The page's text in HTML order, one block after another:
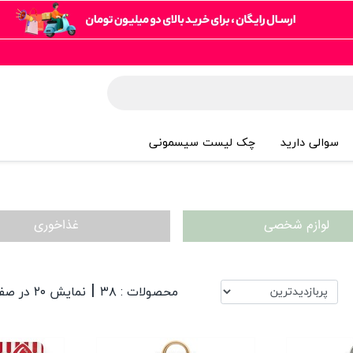
سوالی دارید چک لیست سیسمونی
لوازم شخصی غذاخوری
محصولات : ۳۸ | نمایش ۲۰ در صفحه